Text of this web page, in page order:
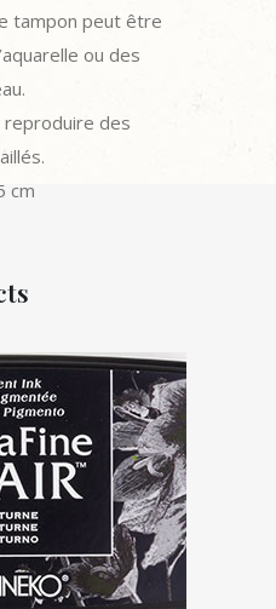
tampon peut être
ou des
reproduire des
cm